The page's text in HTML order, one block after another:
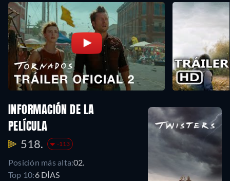
INFORMACIÓN DE LA
PELÍCULA
518. -113
Posición más alta:02.
Top 10:6 DÍAS